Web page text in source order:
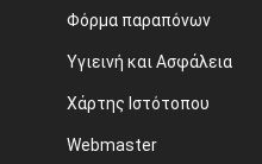
Φόρμα παραπόνων
Υγιεινή και Ασφάλεια
Χάρτης Ιστότοπου
Webmaster